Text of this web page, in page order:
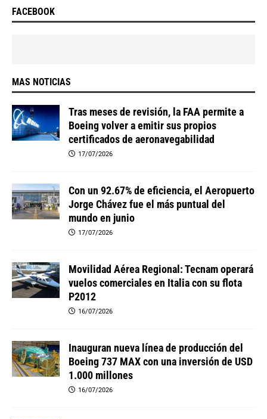
FACEBOOK
MAS NOTICIAS
Tras meses de revisión, la FAA permite a
Boeing volver a emitir sus propios
certificados de aeronavegabilidad
17/07/2026
Con un 92.67% de eficiencia, el Aeropuerto
Jorge Chávez fue el más puntual del
mundo en junio
17/07/2026
Movilidad Aérea Regional: Tecnam operará
vuelos comerciales en Italia con su flota
P2012
16/07/2026
Inauguran nueva línea de producción del
Boeing 737 MAX con una inversión de USD
1.000 millones
16/07/2026